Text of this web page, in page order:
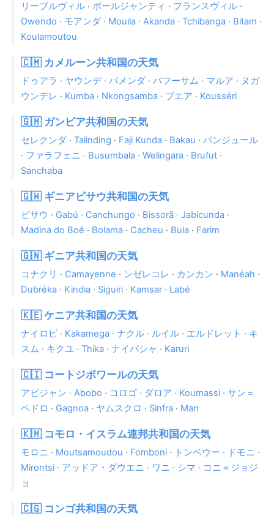
リーブルヴィル · ポールジャンティ · フランスヴィル ·
Owendo · モアンダ · Mouila · Akanda · Tchibanga · Bitam ·
Koulamoutou
🇨🇲 カメルーン共和国の天気
ドゥアラ · ヤウンデ· バメンダ · バフーサム · マルア · ヌガ
ウンデレ · Kumba · Nkongsamba · ブエア · Kousséri
🇬🇲 ガンビア共和国の天気
セレクンダ · Talinding · Faji Kunda · Bakau · バンジュール
· ファラフェニ · Busumbala · Welingara · Brufut ·
Sanchaba
🇬🇼 ギニアビサウ共和国の天気
ビサウ · Gabú · Canchungo · Bissorã · Jabicunda ·
Madina do Boé · Bolama · Cacheu · Bula · Farim
🇬🇳 ギニア共和国の天気
コナクリ · Camayenne · ンゼレコレ · カンカン · Manéah ·
Dubréka · Kindia · Siguiri · Kamsar· Labé
🇰🇪 ケニア共和国の天気
ナイロビ · Kakamega · ナクル · ルイル · エルドレット · キ
スム · キクユ · Thika · ナイバシャ · Karuri
🇨🇮 コートジボワールの天気
アビジャン · Abobo · コロゴ · ダロア · Koumassi · サン＝
ペドロ · Gagnoa · ヤムスクロ · Sinfra · Man
🇰🇲 コモロ・イスラム連邦共和国の天気
モロニ · Moutsamoudou · Fomboni · トンベウー · ドモニ ·
Mirontsi · アッドア・ダウエニ · ワニ · シマ · コニ＝ジョジ
ョ
🇨🇬 コンゴ共和国の天気